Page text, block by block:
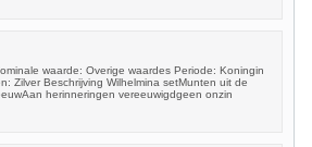
waarde: Overige waardes Periode: Koningin
Zilver Beschrijving Wilhelmina setMunten uit de
herinneringen vereeuwigdgeen onzin